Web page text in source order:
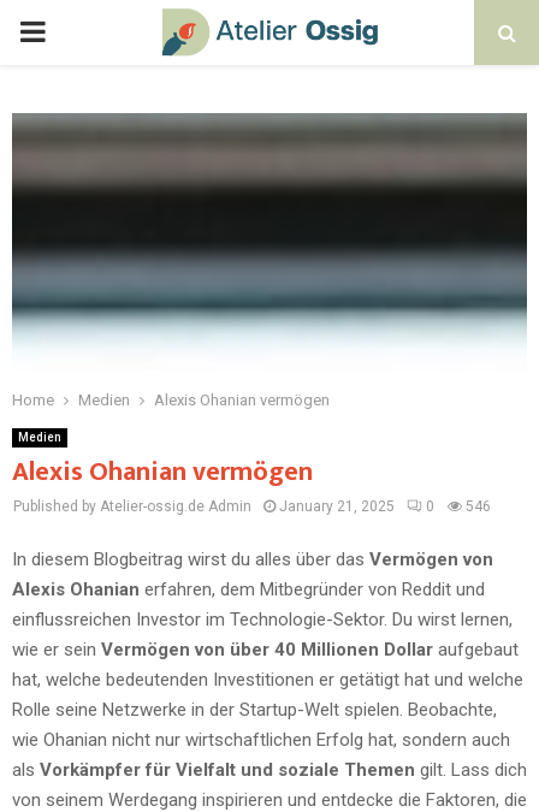
Home Medien Alexis Ohanian vermögen
Medien
Alexis Ohanian vermögen
Published by Atelier-ossig.de Admin January 21, 2025 0 546
In diesem Blogbeitrag wirst du alles über das Vermögen von
Alexis Ohanian erfahren, dem Mitbegründer von Reddit und
einflussreichen Investor im Technologie-Sektor. Du wirst lernen,
wie er sein Vermögen von über 40 Millionen Dollar aufgebaut
hat, welche bedeutenden Investitionen er getätigt hat und welche
Rolle seine Netzwerke in der Startup-Welt spielen. Beobachte,
wie Ohanian nicht nur wirtschaftlichen Erfolg hat, sondern auch
als Vorkämpfer für Vielfalt und soziale Themen gilt. Lass dich
von seinem Werdegang inspirieren und entdecke die Faktoren, die